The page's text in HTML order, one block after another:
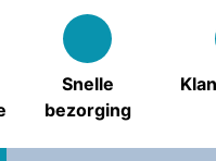
Snelle
bezorging